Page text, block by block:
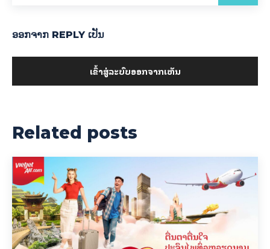
ອອກ​ຈາກ REPLY ເປັນ
ເຂົ້າ​ສູ່​ລະ​ບົບ​ອອກ​ຈາກ​ເຫັນ
Related posts